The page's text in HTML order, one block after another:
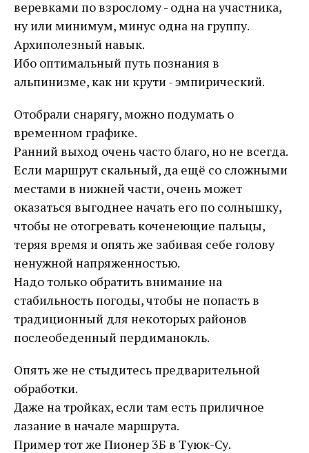
веревками по взрослому - одна на участника,
ну или минимум, минус одна на группу.
Архиполезный навык.
Ибо оптимальный путь познания в
альпинизме, как ни крути - эмпирический.
Отобрали снарягу, можно подумать о
временном графике.
Ранний выход очень часто благо, но не всегда.
Если маршрут скальный, да ещё со сложными
местами в нижней части, очень может
оказаться выгоднее начать его по солнышку,
чтобы не отогревать коченеющие пальцы,
теряя время и опять же забивая себе голову
ненужной напряженностью.
Надо только обратить внимание на
стабильность погоды, чтобы не попасть в
традиционный для некоторых районов
послеобеденный пердиманокль.
Опять же не стыдитесь предварительной
обработки.
Даже на тройках, если там есть приличное
лазание в начале маршрута.
Пример тот же Пионер 3Б в Туюк-Су.